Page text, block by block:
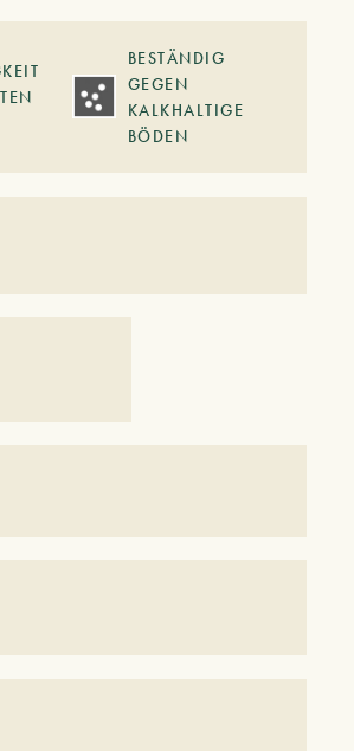
BESTÄNDIG
GEGEN
KALKHALTIGE
BÖDEN